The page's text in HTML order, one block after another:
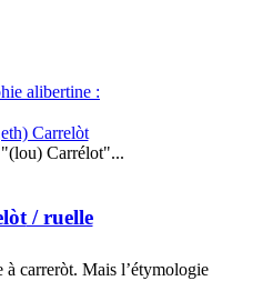
alibertine :
Carrelòt
Carrélot"...
/ ruelle
carreròt. Mais l’étymologie